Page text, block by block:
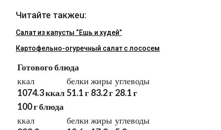
Читайте такжеu:
Салат из капусты “Ешь и худей”
Картофельно-огуречный салат с лососем
Готового блюда
ккал
1074.3 ккал
белки
51.1 г
жиры
83.2 г
углеводы
28.1 г
100 г блюда
ккал
белки жиры углеводы